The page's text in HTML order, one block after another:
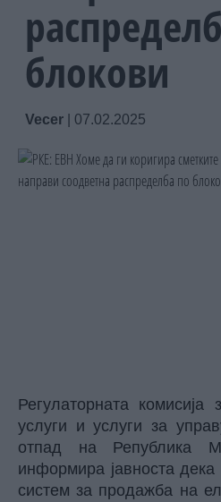
блокови
Vecer 07.02.2025
Регулаторната комисија
услуги и услуги за
отпад на Република
информира јавноста
систем за продажба на